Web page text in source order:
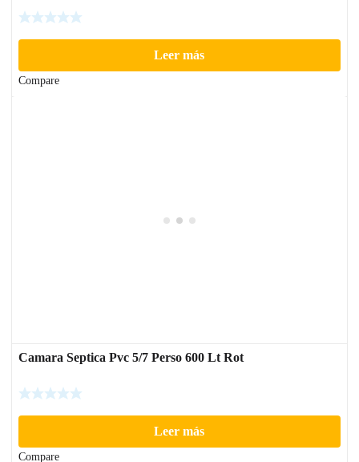
Leer más
Compare
Camara Septica Pvc 5/7 Perso 600 Lt Rot
Leer más
Compare